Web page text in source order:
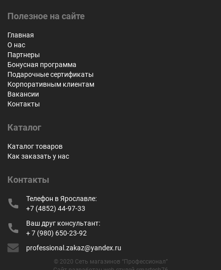
Полезное на сайте
Главная
О нас
Партнеры
Бонусная программа
Подарочные сертификаты
Корпоративным клиентам
Вакансии
Контакты
Каталог
Каталог товаров
Как заказать у нас
Контакты
Телефон в Ярославле:
+7 (4852) 44-97-33
Ваш друг консультант:
+ 7 (980) 650-23-92
professional.zakaz@yandex.ru
© 2020 Сеть магазинов “Профессионал”